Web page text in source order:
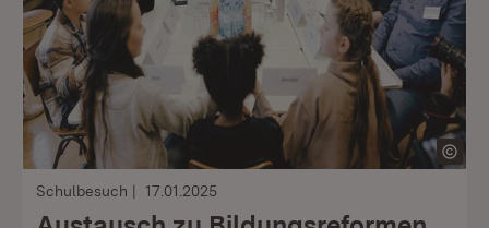
Schulbesuch 17.01.2025